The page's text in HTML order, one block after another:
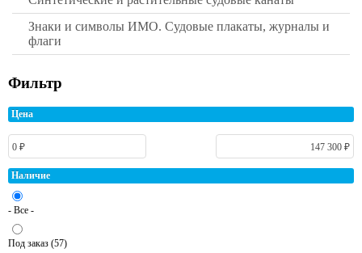
Знаки и символы ИМО. Судовые плакаты, журналы и
флаги
Фильтр
Цена
Наличие
- Все -
Под заказ (57)